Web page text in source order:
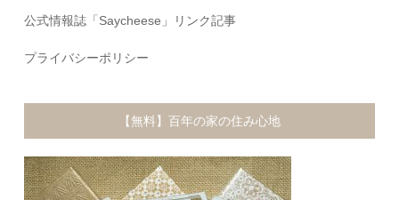
公式情報誌「Saycheese」リンク記事
プライバシーポリシー
【無料】百年の家の住み心地